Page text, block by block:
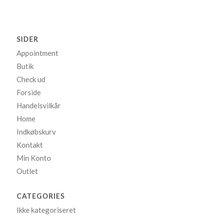
SIDER
Appointment
Butik
Check ud
Forside
Handelsvilkår
Home
Indkøbskurv
Kontakt
Min Konto
Outlet
CATEGORIES
Ikke kategoriseret